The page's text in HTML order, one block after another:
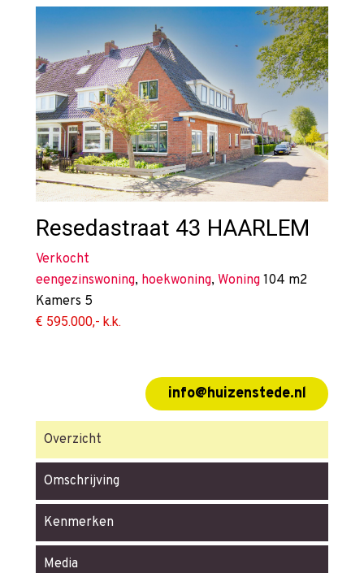
Resedastraat 43 HAARLEM
Verkocht
eengezinswoning, hoekwoning, Woning 104 m2
Kamers 5
€ 595.000,- k.k.
info@huizenstede.nl
Overzicht
Omschrijving
Kenmerken
Media